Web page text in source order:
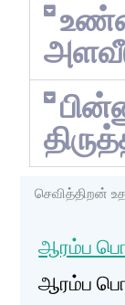
செவித்திறன்
ஆரம்ப
ஆரம்ப